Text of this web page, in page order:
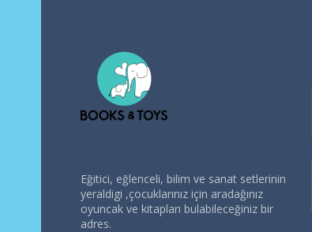
Eğitici, eğlenceli, bilim ve sanat setlerinin
yeraldigi ,çocuklarınız için aradağınız
oyuncak ve kitapları bulabileceğiniz bir
adres.